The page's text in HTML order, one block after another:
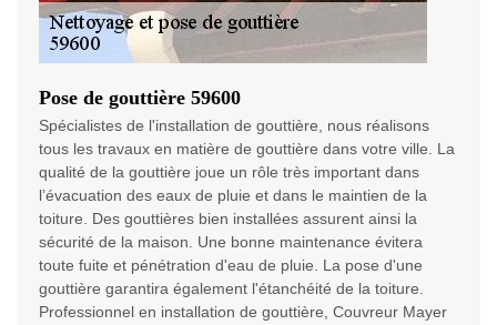
Pose de gouttière 59600
Spécialistes de l'installation de gouttière, nous réalisons
tous les travaux en matière de gouttière dans votre ville. La
qualité de la gouttière joue un rôle très important dans
l’évacuation des eaux de pluie et dans le maintien de la
toiture. Des gouttières bien installées assurent ainsi la
sécurité de la maison. Une bonne maintenance évitera
toute fuite et pénétration d'eau de pluie. La pose d'une
gouttière garantira également l'étanchéité de la toiture.
Professionnel en installation de gouttière, Couvreur Mayer